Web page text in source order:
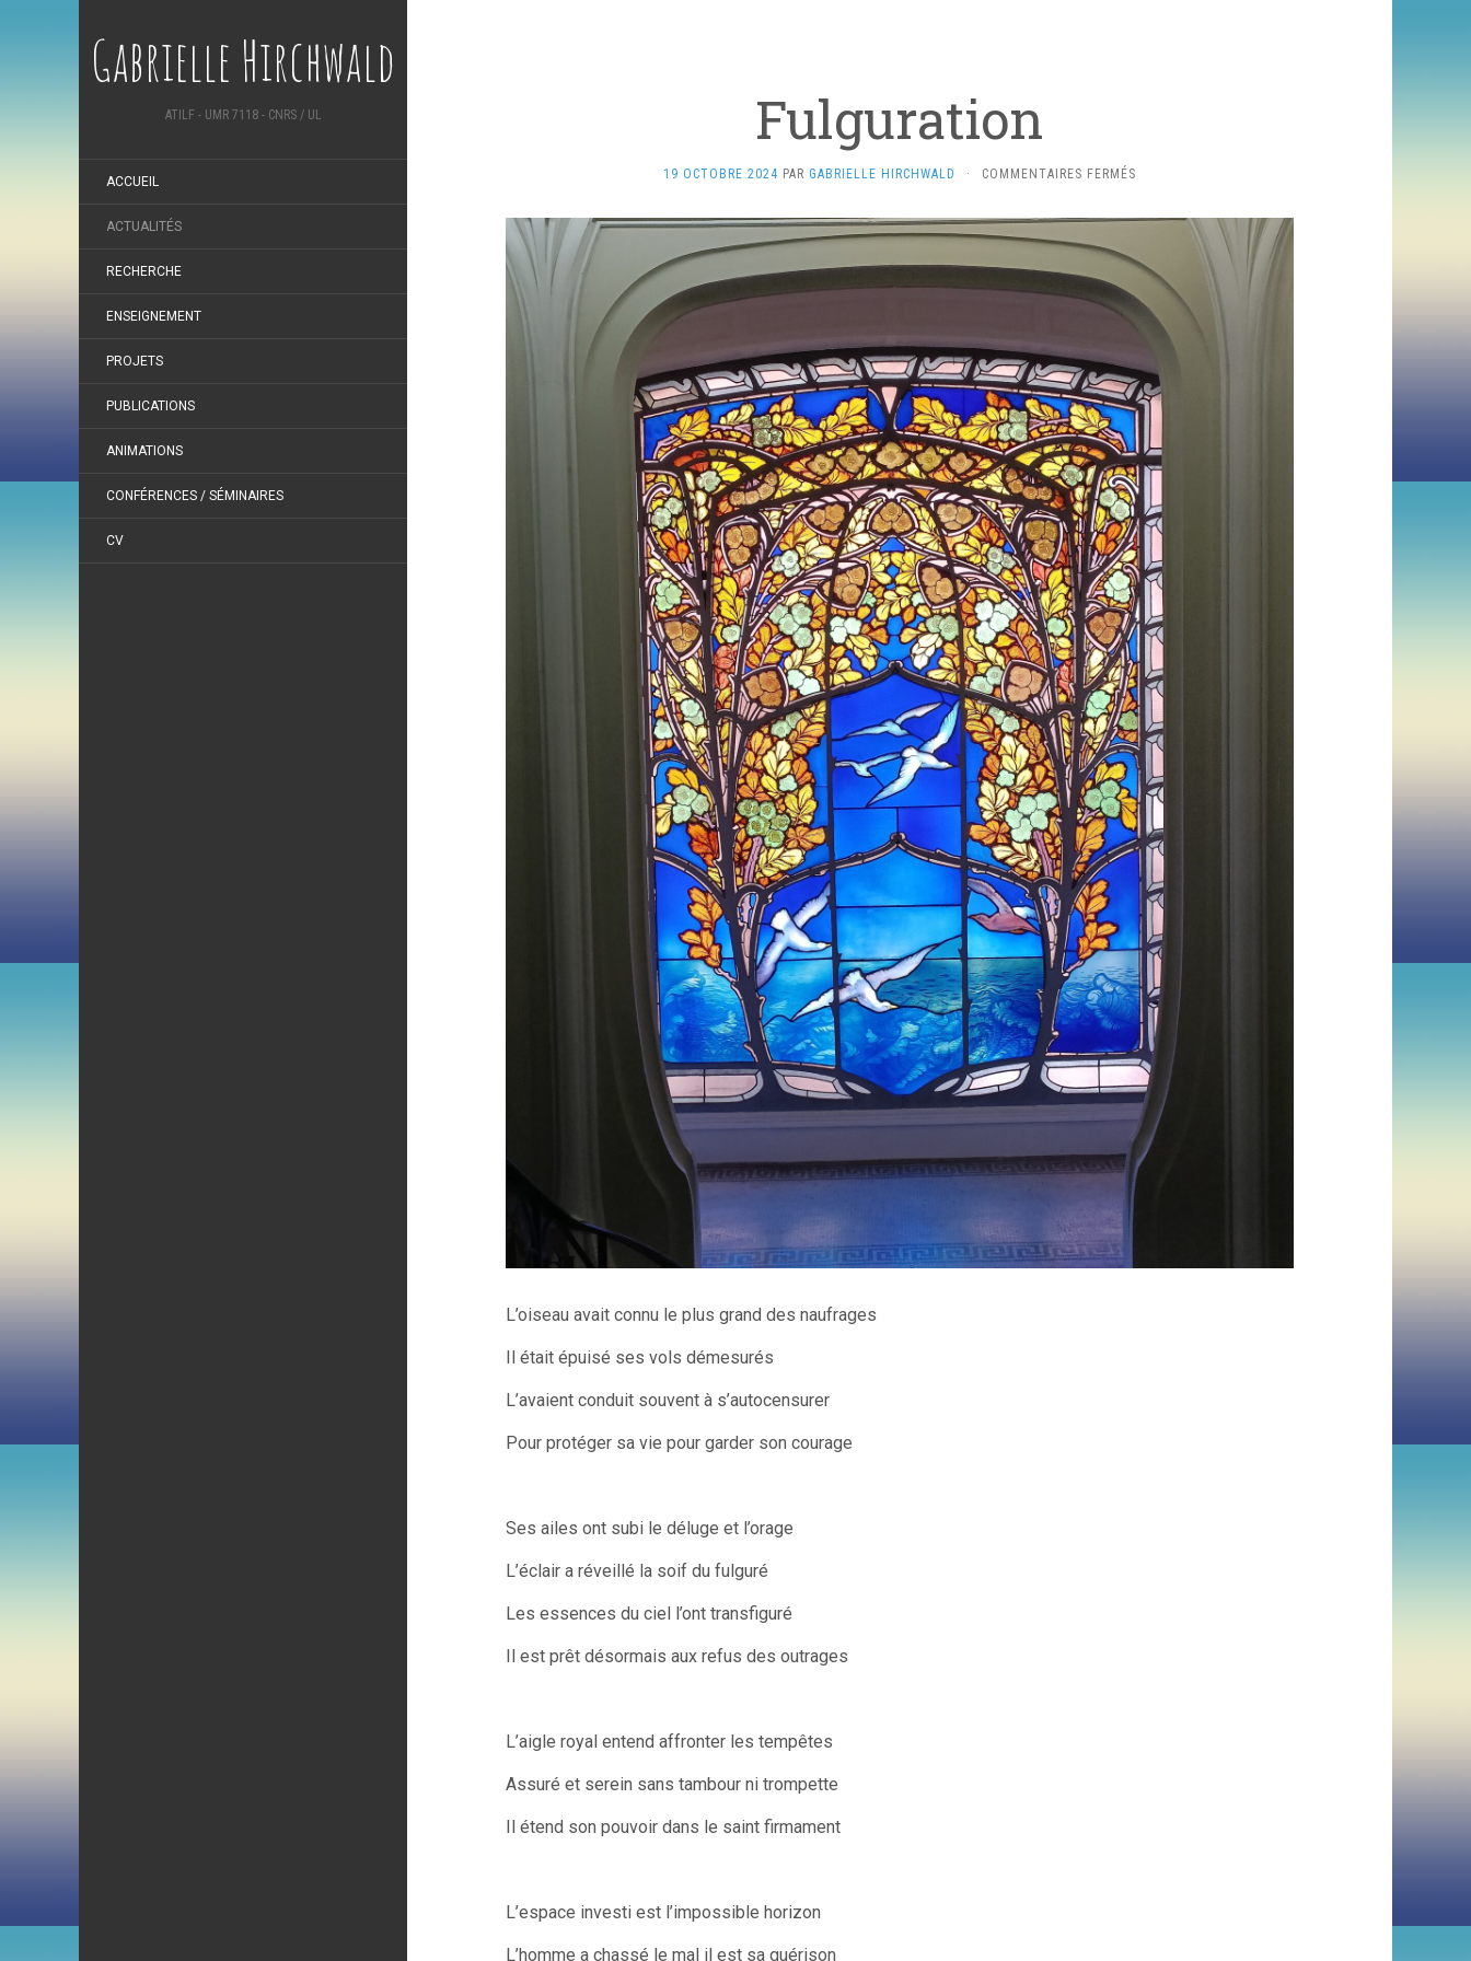
Gabrielle Hirchwald
ATILF - UMR 7118 - CNRS / UL
ACCUEIL
ACTUALITÉS
RECHERCHE
ENSEIGNEMENT
PROJETS
PUBLICATIONS
ANIMATIONS
CONFÉRENCES / SÉMINAIRES
CV
Fulguration
19 OCTOBRE 2024 PAR GABRIELLE HIRCHWALD · COMMENTAIRES FERMÉS
L’oiseau avait connu le plus grand des naufrages
Il était épuisé ses vols démesurés
L’avaient conduit souvent à s’autocensurer
Pour protéger sa vie pour garder son courage
Ses ailes ont subi le déluge et l’orage
L’éclair a réveillé la soif du fulguré
Les essences du ciel l’ont transfiguré
Il est prêt désormais aux refus des outrages
L’aigle royal entend affronter les tempêtes
Assuré et serein sans tambour ni trompette
Il étend son pouvoir dans le saint firmament
L’espace investi est l’impossible horizon
L’homme a chassé le mal il est sa guérison